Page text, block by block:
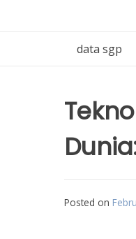
data sgp
Posted on